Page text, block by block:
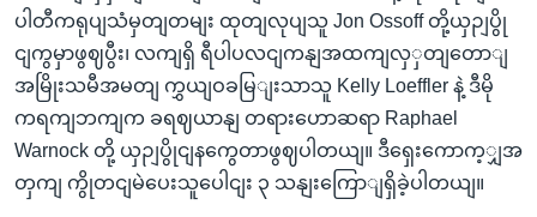
ပါတီကရုပျသံမှတျတမျး ထုတျလုပျသူ Jon Ossoff တို့ယှဉျပွို
ငျကွမှာဖွဈပွီး၊ လကျရှိ ရီပါပလငျကနျအထကျလှှတျတောျ
အမြိုးသမီအမတျ ကွှယျဝခမြျးသာသူ Kelly Loeffler နဲ့ ဒီမို
ကရကျဘကျက ခရဈယာနျ တရားဟောဆရာ Raphael
Warnock တို့ ယှဉျပွိုငျနကွေတာဖွဈပါတယျ။ ဒီရှေးကောက့ျှအ
တှကျ ကွိုတငျမဲပေးသူပေါငျး ၃ သနျးကြောျရှိခဲ့ပါတယျ။